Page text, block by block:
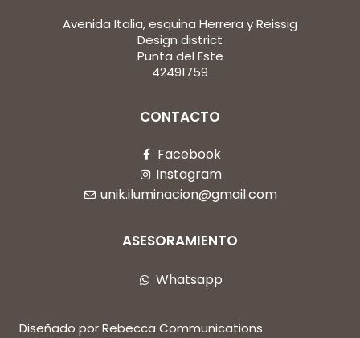
Avenida Italia, esquina Herrera y Reissig
Design district
Punta del Este
42491759
CONTACTO
Facebook
Instagram
unik.iluminacion@gmail.com
ASESORAMIENTO
Whatsapp
Diseñado por Rebecca Communications